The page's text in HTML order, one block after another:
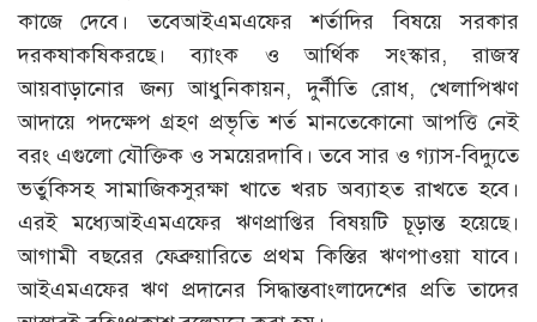
কাজে দেবে। তবেআইএমএফের শর্তাদির বিষয়ে সরকার
দরকষাকষিকরছে। ব্যাংক ও আর্থিক সংস্কার, রাজস্ব
আয়বাড়ানোর জন্য আধুনিকায়ন, দুর্নীতি রোধ, খেলাপিঋণ
আদায়ে পদক্ষেপ গ্রহণ প্রভৃতি শর্ত মানতেকোনো আপত্তি নেই
বরং এগুলো যৌক্তিক ও সময়েরদাবি। তবে সার ও গ্যাস-বিদ্যুতে
ভর্তুকিসহ সামাজিকসুরক্ষা খাতে খরচ অব্যাহত রাখতে হবে।
এরই মধ্যেআইএমএফের ঋণপ্রাপ্তির বিষয়টি চূড়ান্ত হয়েছে।
আগামী বছরের ফেব্রুয়ারিতে প্রথম কিস্তির ঋণপাওয়া যাবে।
আইএমএফের ঋণ প্রদানের সিদ্ধান্তবাংলাদেশের প্রতি তাদের